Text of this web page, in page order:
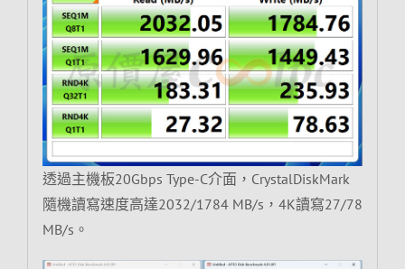
透過主機板20Gbps Type-C介面，CrystalDiskMark
隨機讀寫速度高達2032/1784 MB/s，4K讀寫27/78
MB/s。